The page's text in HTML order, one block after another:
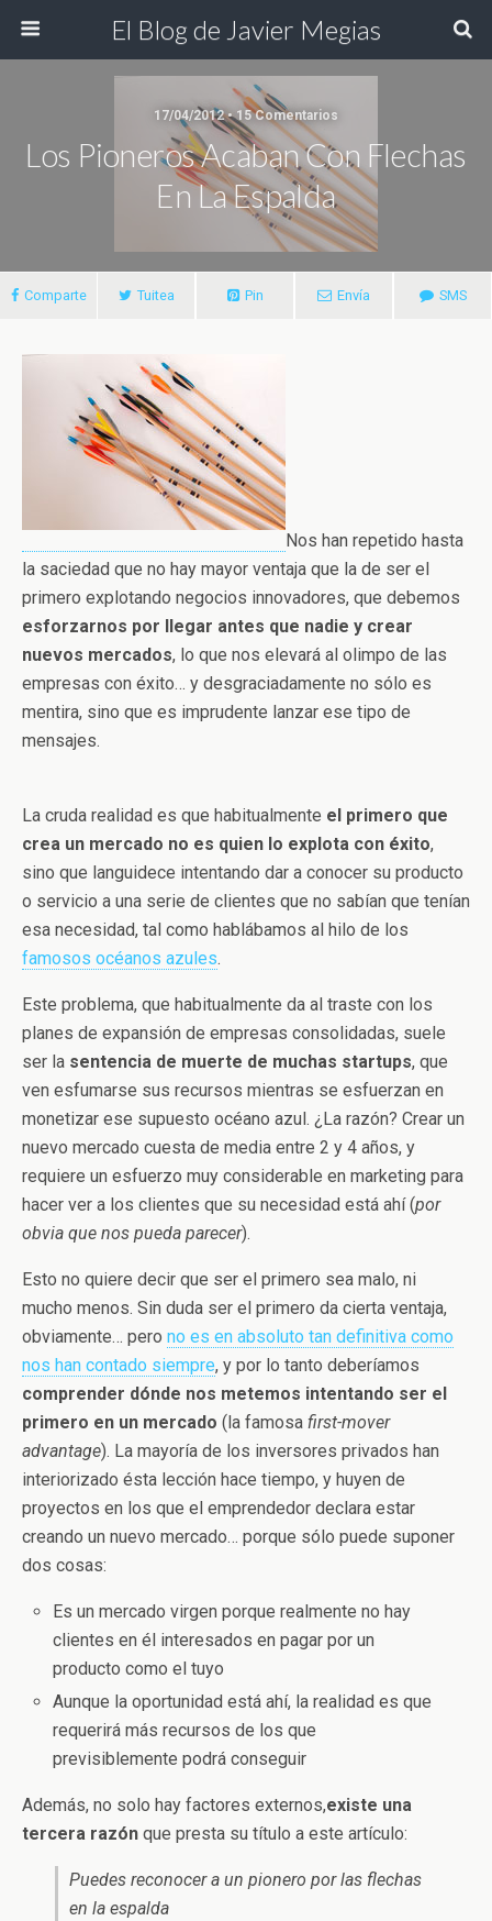
El Blog de Javier Megias
17/04/2012 • 15 Comentarios
Los Pioneros Acaban Con Flechas
En La Espalda
Comparte Tuitea Pin Envía SMS
Nos han repetido hasta
la saciedad que no hay mayor ventaja que la de ser el
primero explotando negocios innovadores, que debemos
esforzarnos por llegar antes que nadie y crear
nuevos mercados, lo que nos elevará al olimpo de las
empresas con éxito… y desgraciadamente no sólo es
mentira, sino que es imprudente lanzar ese tipo de
mensajes.
La cruda realidad es que habitualmente el primero que
crea un mercado no es quien lo explota con éxito,
sino que languidece intentando dar a conocer su producto
o servicio a una serie de clientes que no sabían que tenían
esa necesidad, tal como hablábamos al hilo de los
famosos océanos azules.
Este problema, que habitualmente da al traste con los
planes de expansión de empresas consolidadas, suele
ser la sentencia de muerte de muchas startups, que
ven esfumarse sus recursos mientras se esfuerzan en
monetizar ese supuesto océano azul. ¿La razón? Crear un
nuevo mercado cuesta de media entre 2 y 4 años, y
requiere un esfuerzo muy considerable en marketing para
hacer ver a los clientes que su necesidad está ahí (por
obvia que nos pueda parecer).
Esto no quiere decir que ser el primero sea malo, ni
mucho menos. Sin duda ser el primero da cierta ventaja,
obviamente… pero no es en absoluto tan definitiva como
nos han contado siempre, y por lo tanto deberíamos
comprender dónde nos metemos intentando ser el
primero en un mercado (la famosa first-mover
advantage). La mayoría de los inversores privados han
interiorizado ésta lección hace tiempo, y huyen de
proyectos en los que el emprendedor declara estar
creando un nuevo mercado… porque sólo puede suponer
dos cosas:
Es un mercado virgen porque realmente no hay
clientes en él interesados en pagar por un
producto como el tuyo
Aunque la oportunidad está ahí, la realidad es que
requerirá más recursos de los que
previsiblemente podrá conseguir
Además, no solo hay factores externos,existe una
tercera razón que presta su título a este artículo:
Puedes reconocer a un pionero por las flechas
en la espalda